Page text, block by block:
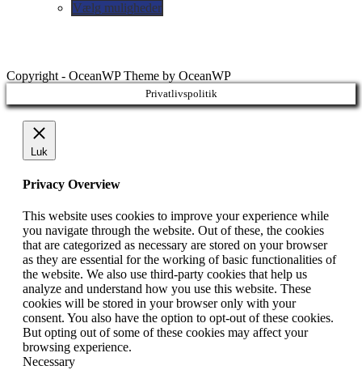
Vælg muligheder
Copyright - OceanWP Theme by OceanWP
Privatlivspolitik
Luk
Privacy Overview
This website uses cookies to improve your experience while
you navigate through the website. Out of these, the cookies
that are categorized as necessary are stored on your browser
as they are essential for the working of basic functionalities of
the website. We also use third-party cookies that help us
analyze and understand how you use this website. These
cookies will be stored in your browser only with your
consent. You also have the option to opt-out of these cookies.
But opting out of some of these cookies may affect your
browsing experience.
Necessary